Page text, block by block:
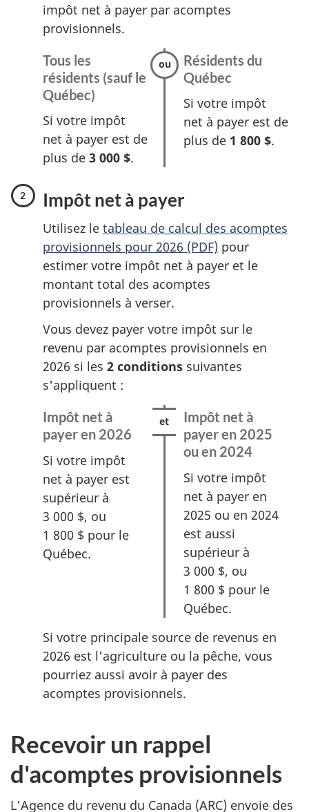
impôt net à payer par acomptes
provisionnels.
Tous les
résidents (sauf le
Québec)
p
t
i
n
d
e
2
Si votre impôt
net à payer est de
plus de 3 000 $.
Résidents du
Québec
p
t
i
e
2
Si votre impôt
net à payer est de
plus de 1 800 $.
Impôt net à payer
Utilisez le tableau de calcul des acomptes
provisionnels pour 2026 (PDF)pour
estimer votre impôt net à payer et le
montant total des acomptes
provisionnels à verser.
Vous devez payer votre impôt sur le
revenu par acomptes provisionnels en
2026 si les 2 conditionssuivantes
s'appliquent :
Impôt net à
payer en 2026
Si votre impôt
net à payer est
supérieur à
3 000 $, ou
1 800 $ pour le
Québec.
Impôt net à
payer en 2025
ou en 2024
Si votre impôt
net à payer en
2025 ou en 2024
est aussi
supérieur à
3 000 $, ou
1 800 $ pour le
Québec.
Si votre principale source de revenus en
2026 est l'agriculture ou la pêche, vous
pourriez aussi avoir à payer des
acomptes provisionnels.
Recevoir un rappel
d'acomptes provisionnels
L'Agence du revenu du Canada (ARC) envoie des